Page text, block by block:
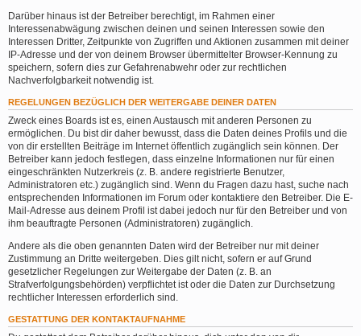
Darüber hinaus ist der Betreiber berechtigt, im Rahmen einer
Interessenabwägung zwischen deinen und seinen Interessen sowie den
Interessen Dritter, Zeitpunkte von Zugriffen und Aktionen zusammen mit deiner
IP-Adresse und der von deinem Browser übermittelter Browser-Kennung zu
speichern, sofern dies zur Gefahrenabwehr oder zur rechtlichen
Nachverfolgbarkeit notwendig ist.
REGELUNGEN BEZÜGLICH DER WEITERGABE DEINER DATEN
Zweck eines Boards ist es, einen Austausch mit anderen Personen zu
ermöglichen. Du bist dir daher bewusst, dass die Daten deines Profils und die
von dir erstellten Beiträge im Internet öffentlich zugänglich sein können. Der
Betreiber kann jedoch festlegen, dass einzelne Informationen nur für einen
eingeschränkten Nutzerkreis (z. B. andere registrierte Benutzer,
Administratoren etc.) zugänglich sind. Wenn du Fragen dazu hast, suche nach
entsprechenden Informationen im Forum oder kontaktiere den Betreiber. Die E-
Mail-Adresse aus deinem Profil ist dabei jedoch nur für den Betreiber und von
ihm beauftragte Personen (Administratoren) zugänglich.
Andere als die oben genannten Daten wird der Betreiber nur mit deiner
Zustimmung an Dritte weitergeben. Dies gilt nicht, sofern er auf Grund
gesetzlicher Regelungen zur Weitergabe der Daten (z. B. an
Strafverfolgungsbehörden) verpflichtet ist oder die Daten zur Durchsetzung
rechtlicher Interessen erforderlich sind.
GESTATTUNG DER KONTAKTAUFNAHME